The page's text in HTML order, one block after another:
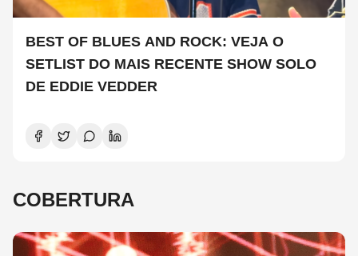
BEST OF BLUES AND ROCK: VEJA O
SETLIST DO MAIS RECENTE SHOW SOLO
DE EDDIE VEDDER
COBERTURA